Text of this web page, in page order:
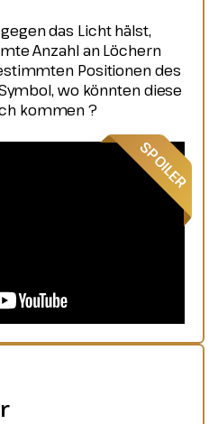
das Licht hälst,
Anzahl an Löchern
Positionen des
wo könnten diese
kommen ?